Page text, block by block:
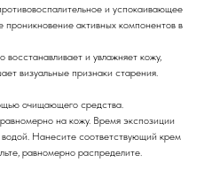
и успокаивающее
проникновение активных компонентов в
восстанавливает и увлажняет кожу,
визуальные признаки старения.
очищающего средства.
на кожу. Время экспозиции
Нанесите соответствующий крем
равномерно распределите.